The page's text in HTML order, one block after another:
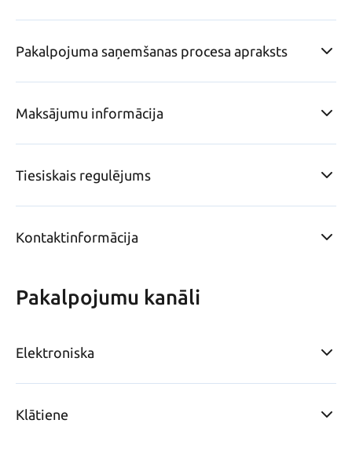
Pakalpojuma saņemšanas procesa apraksts
Maksājumu informācija
Tiesiskais regulējums
Kontaktinformācija
Pakalpojumu kanāli
Elektroniska
Klātiene